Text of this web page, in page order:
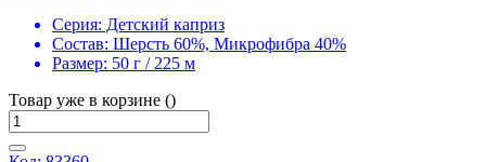
Серия: Детский каприз
Состав: Шерсть 60%, Микрофибра 40%
Размер: 50 г / 225 м
Товар уже в корзине ()